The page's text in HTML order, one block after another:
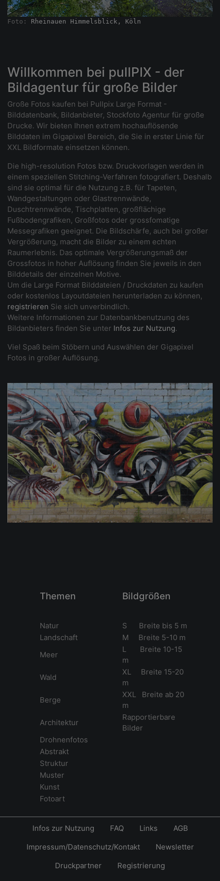
Foto: Rheinauen Himmelsblick, Köln
Willkommen bei pullPIX - der
Bildagentur für große Bilder
Große Fotos kaufen bei Pullpix Large Format -
Bilddatenbank, Bildanbieter, Stockfoto Agentur für große
Drucke. Wir bieten Ihnen extrem hochauflösende
Bilddaten im Gigapixel Bereich, die Sie in erster Linie für
XXL Bildformate einsetzen können.
Die high-resolution Fotos bzw. Druckvorlagen werden in
einem speziellen Stitching-Verfahren fotografiert. Deshalb
sind sie optimal für die Nutzung z.B. für Tapeten,
Wandgestaltungen oder Glastrennwände,
Duschtrennwände, Tischplatten, großflächige
Fußbodengrafiken, Großfotos oder grossfomatige
Messegrafiken geeignet. Die Bildschärfe, auch bei großer
Vergrößerung, macht die Bilder zu einem echten
Raumerlebnis. Das optimale Vergrößerungsmaß der
Grossfotos in hoher Auflösung finden Sie jeweils in den
Bilddetails der einzelnen Motive.
Um die Large Format Bilddateien / Druckdaten zu kaufen
oder kostenlos Layoutdateien herunterladen zu können,
registrieren Sie sich unverbindlich.
Weitere Informationen zur Datenbankbenutzung des
Bildanbieters finden Sie unter Infos zur Nutzung.
Viel Spaß beim Stöbern und Auswählen der Gigapixel
Fotos in großer Auflösung.
Themen Bildgrößen
Natur
S Breite bis 5 m
Landschaft
M Breite 5-10 m
Meer
L Breite 10-15
m
Wald
XL Breite 15-20
m
Berge
XXL Breite ab 20
m
Architektur
Rapportierbare
Bilder
Drohnenfotos
Abstrakt
Struktur
Muster
Kunst
Fotoart
Infos zur Nutzung FAQ Links
AGB
Impressum/Datenschutz/Kontakt
Newsletter
Druckpartner
Registrierung